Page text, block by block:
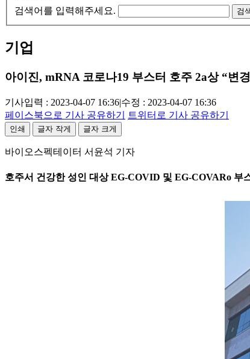
검색어를 입력해주세요.
검
기업
아이진, mRNA 코로나19 부스터 호주 2a상 “변
기사입력 : 2023-04-07 16:36|수정 : 2023-04-07 16:36
페이스북으로 기사 공유하기
트위터로 기사 공유하기
인쇄 글자 작게 글자 크게
바이오스펙테이터 서윤석 기자
호주서 건강한 성인 대상 EG-COVID 및 EG-COVARo 부